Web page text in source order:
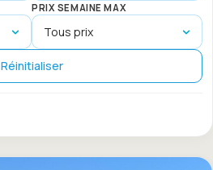
PRIX SEMAINE MAX
Réinitialiser